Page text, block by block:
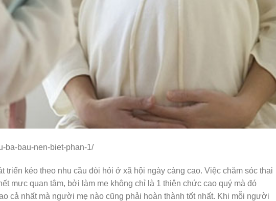
ba-bau-nen-biet-phan-1/
triển kéo theo nhu cầu đòi hỏi ở xã hội ngày càng cao. Việc chăm sóc thai
mực quan tâm, bởi làm mẹ không chỉ là 1 thiên chức cao quý mà đó
cả nhất mà người mẹ nào cũng phải hoàn thành tốt nhất. Khi mỗi người